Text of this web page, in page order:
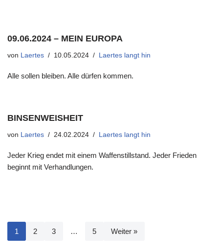
09.06.2024 – MEIN EUROPA
von Laertes 10.05.2024 Laertes langt hin
Alle sollen bleiben. Alle dürfen kommen.
BINSENWEISHEIT
von Laertes 24.02.2024 Laertes langt hin
Jeder Krieg endet mit einem Waffenstillstand. Jeder Frieden
beginnt mit Verhandlungen.
1 2 3 … 5 Weiter »